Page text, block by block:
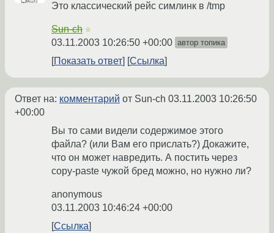
Это классический рейс симлинк в /tmp
Sun-ch ☆
03.11.2003 10:26:50 +00:00 автор топика
Показать ответ Ссылка
Ответ на: комментарий от Sun-ch 03.11.2003 10:26:50
+00:00
Вы то сами видели содержимое этого
файла? (или Вам его прислать?) Докажите,
что он может навредить. А постить через
copy-paste чужой бред можно, но нужно ли?
anonymous
03.11.2003 10:46:24 +00:00
Ссылка